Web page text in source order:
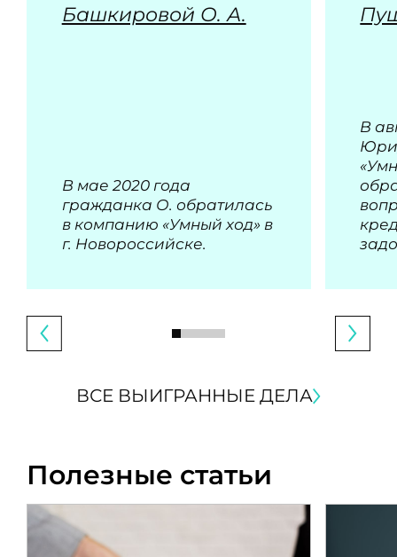
Башкировой О. А.
В мае 2020 года
гражданка О. обратилась
в компанию «Умный ход» в
г. Новороссийске.
В
ВСЕ ВЫИГРАННЫЕ ДЕЛА
Полезные статьи